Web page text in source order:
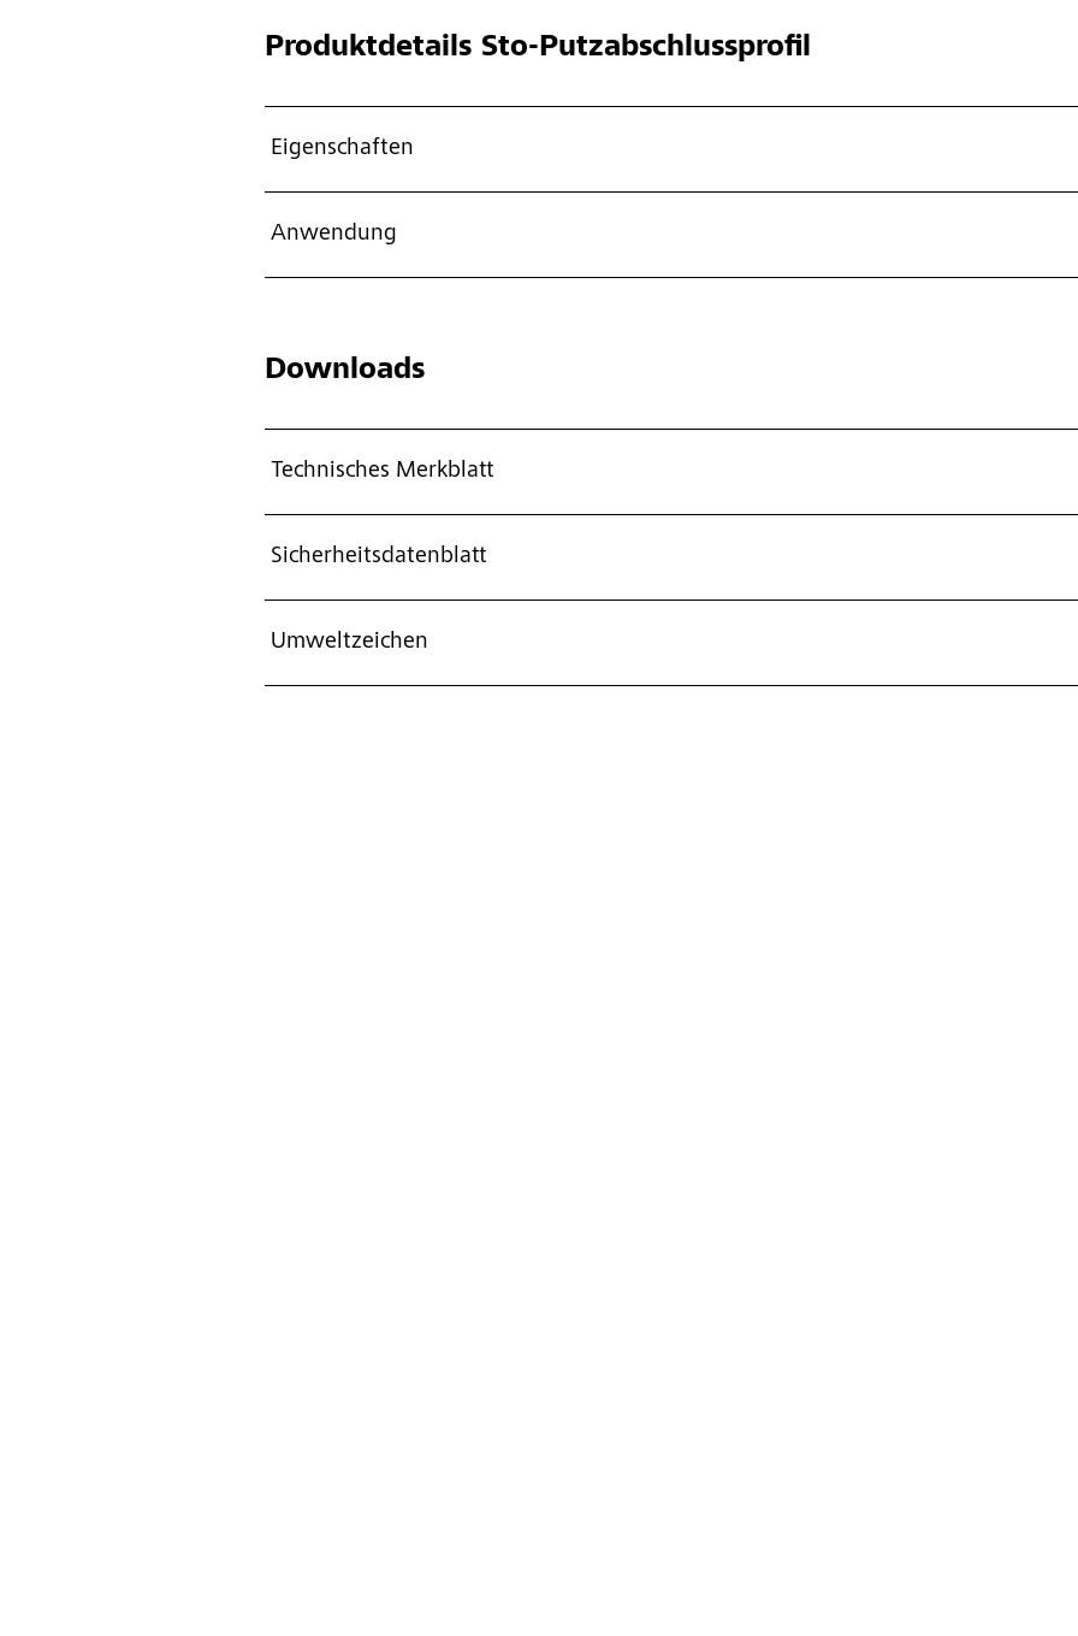
ProduktdetailsSto-Putzabschlussprofil
Eigenschaften
Anwendung
Downloads
Technisches Merkblatt
Sicherheitsdatenblatt
Umweltzeichen